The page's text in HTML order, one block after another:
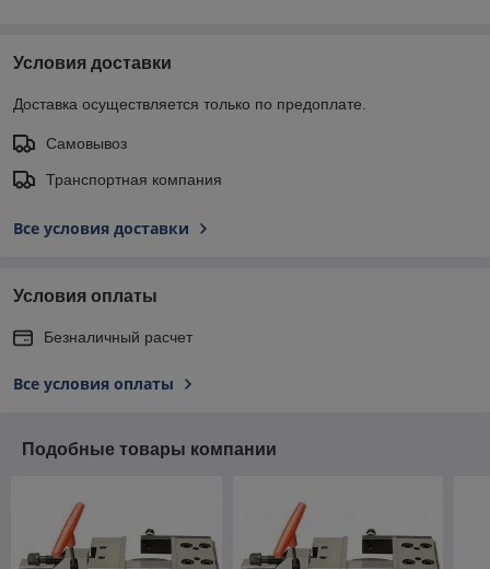
Условия доставки
Доставка осуществляется только по предоплате.
Самовывоз
Транспортная компания
Все условия доставки
Условия оплаты
Безналичный расчет
Все условия оплаты
Подобные товары компании